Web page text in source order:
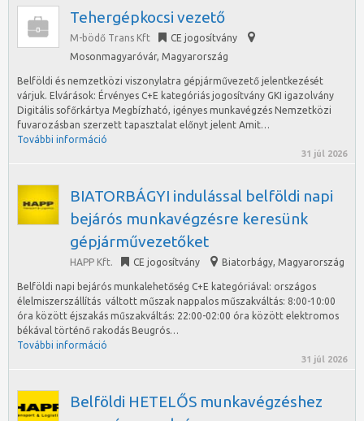
Tehergépkocsi vezető
M-bödő Trans Kft
CE jogosítvány
Mosonmagyaróvár, Magyarország
Belföldi és nemzetközi viszonylatra gépjárművezető jelentkezését
várjuk. Elvárások: Érvényes C+E kategóriás jogosítvány GKI igazolvány
Digitális sofőrkártya Megbízható, igényes munkavégzés Nemzetközi
fuvarozásban szerzett tapasztalat előnyt jelent Amit…
További információ
31 júl 2026
BIATORBÁGYI indulással belföldi napi
bejárós munkavégzésre keresünk
gépjárművezetőket
HAPP Kft. CE jogosítvány Biatorbágy, Magyarország
Belföldi napi bejárós munkalehetőség C+E kategóriával: országos
élelmiszerszállítás váltott műszak nappalos műszakváltás: 8:00-10:00
óra között éjszakás műszakváltás: 22:00-02:00 óra között elektromos
békával történő rakodás Beugrós…
További információ
31 júl 2026
Belföldi HETELŐS munkavégzéshez